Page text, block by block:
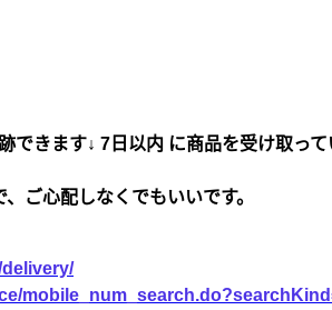
できます↓ 7日以内 に商品を受け取
ご心配しなくでもいいです。